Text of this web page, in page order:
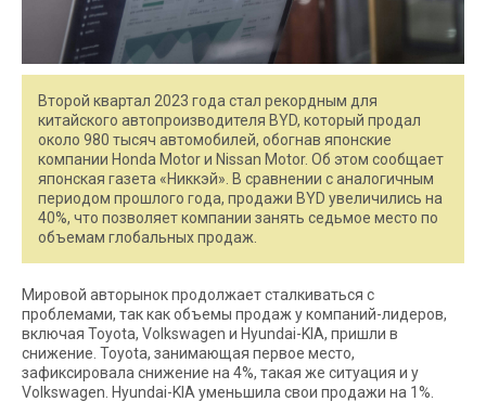
Второй квартал 2023 года стал рекордным для
китайского автопроизводителя BYD, который продал
около 980 тысяч автомобилей, обогнав японские
компании Honda Motor и Nissan Motor. Об этом сообщает
японская газета «Никкэй». В сравнении с аналогичным
периодом прошлого года, продажи BYD увеличились на
40%, что позволяет компании занять седьмое место по
объемам глобальных продаж.
Мировой авторынок продолжает сталкиваться с
проблемами, так как объемы продаж у компаний-лидеров,
включая Toyota, Volkswagen и Hyundai-KIA, пришли в
снижение. Toyota, занимающая первое место,
зафиксировала снижение на 4%, такая же ситуация и у
Volkswagen. Hyundai-KIA уменьшила свои продажи на 1%.